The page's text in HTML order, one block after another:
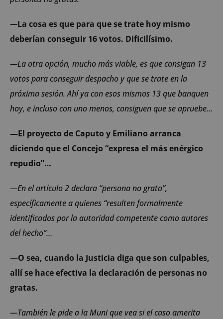
—La cosa es que para que se trate hoy mismo
deberían conseguir 16 votos. Dificilísimo.
—La otra opción, mucho más viable, es que consigan 13
votos para conseguir despacho y que se trate en la
próxima sesión. Ahí ya con esos mismos 13 que banquen
hoy, e incluso con uno menos, consiguen que se apruebe…
—El proyecto de Caputo y Emiliano arranca
diciendo que el Concejo “expresa el más enérgico
repudio”…
—En el artículo 2 declara “persona no grata”,
específicamente a quienes “resulten formalmente
identificados por la autoridad competente como autores
del hecho”…
—O sea, cuando la Justicia diga que son culpables,
allí se hace efectiva la declaración de personas no
gratas.
—También le pide a la Muni que vea si el caso amerita